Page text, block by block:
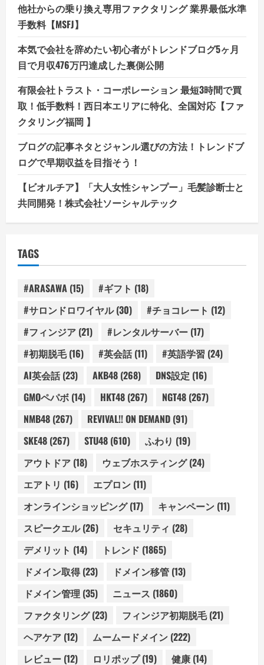
他社からの乗り換え専用ファクタリング 業界最低水準
手数料【MSFJ】
本気で会社を辞めたい初心者がトレンドブログ5ヶ月
目で月収476万円達成した裏側公開
有限会社トラスト・コーポレーション 最短3時間で買
取！低手数料！西日本エリアに特化、全国対応【ファ
クタリング福岡 】
ブログの記事ネタとジャンル選びの方法！トレンドブ
ログで早期収益を目指そう！
【ビオルチア】「大人女性シャンプー」毛髪診断士と
共同開発！株式会社ソーシャルテック
TAGS
#ARASAWA (15) #ギフト (18)
#サロンドロワイヤル(30) #チョコレート (12)
#フィンジア (21) #レンタルサーバー (17)
#初期脱毛(16) #英会話(11) #英語学習 (24)
AI英会話(23) AKB48 (268) DNS設定 (16)
GMOペパボ (14) HKT48 (267) NGT48 (267)
NMB48 (267) REVIVAL!! ON DEMAND (91)
SKE48 (267) STU48 (610) ふわり (19)
アウトドア (18) ウェブホスティング(24)
エアトリ (16) エプロン (11)
オンラインショッピング(17) キャンペーン (11)
スピークエル(26) セキュリティ (28)
デメリット (14) トレンド (1865)
ドメイン取得(23) ドメイン移管 (13)
ドメイン管理 (35) ニュース (1860)
ファクタリング(23) フィンジア初期脱毛(21)
ヘアケア (12) ムームードメイン (222)
レビュー (12) ロリポップ(19) 健康 (14)